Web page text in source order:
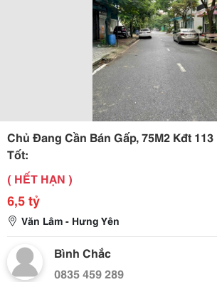
Chủ Đang Cần Bán Gấp, 75M2 Kđt
Tốt:
( HẾT HẠN )
6,5 tỷ
Văn Lâm - Hưng Yên
Bình Chắc
0835 459 289